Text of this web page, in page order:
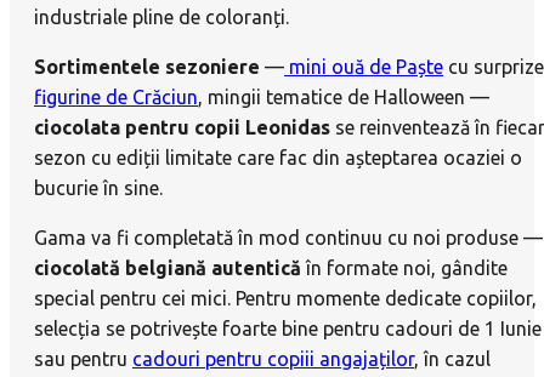
industriale pline de coloranți.
Sortimentele sezoniere — mini ouă de Paște cu
figurine de Crăciun, mingii tematice de Halloween —
ciocolata pentru copii Leonidas se reinventează în
sezon cu ediții limitate care fac din așteptarea ocaziei o
bucurie în sine.
Gama va fi completată în mod continuu cu noi produse —
ciocolată belgiană autentică în formate noi, gândite
special pentru cei mici. Pentru momente dedicate copiilor,
selecția se potrivește foarte bine pentru cadouri de 1 Iunie
sau pentru cadouri pentru copiii angajaților, în cazul